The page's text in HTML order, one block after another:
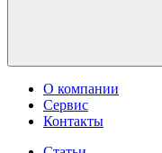
О компании
Сервис
Контакты